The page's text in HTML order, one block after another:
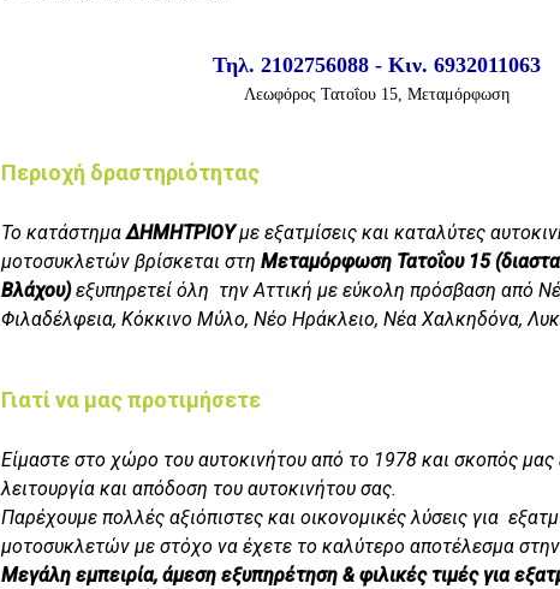
Τηλ. 2102756088 - Κιν. 6932011063
Λεωφόρος Τατοΐου 15, Μεταμόρφωση
Περιοχή δραστηριότητας
Το κατάστημαΔΗΜΗΤΡΙΟΥμε εξατμίσεις και καταλύτες
μοτοσυκλετών βρίσκεται στη Μεταμόρφωση Τατοΐου 15
Βλάχου)εξυπηρετεί όλη την Αττική με εύκολη πρόσβαση από
Φιλαδέλφεια, Κόκκινο Μύλο, Νέο Ηράκλειο, Νέα Χαλκηδόνα,
Γιατί να μας προτιμήσετε
Είμαστε στο χώρο του αυτοκινήτου από το 1978 και σκοπός μας
λειτουργία και απόδοση του αυτοκινήτου σας.
Παρέχουμε πολλές αξιόπιστες και οικονομικές λύσεις για
μοτοσυκλετών με στόχο να έχετε το καλύτερο αποτέλεσμα
Μεγάλη εμπειρία, άμεση εξυπηρέτηση & φιλικές τιμές για